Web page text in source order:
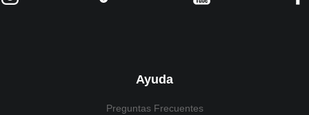
Ayuda
Preguntas Frecuentes